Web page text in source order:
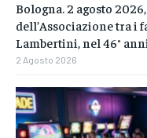
Bologna. 2 agosto
dell’Associazione tra i
Lambertini, nel 46°
2 Agosto 2026